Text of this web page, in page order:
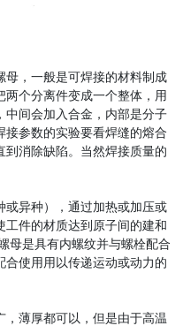
母，一般是可焊接的材料制成
个分离件变成一个整体，用
中间会加入合金，内部是分子
参数的实验要看焊缝的熔合
消除缺陷。当然焊接质量的
异种），通过加热或加压或
件的材质达到原子间的建和
母是具有内螺纹并与螺栓配合
使用用以传递运动或动力的
薄厚都可以，但是由于高温